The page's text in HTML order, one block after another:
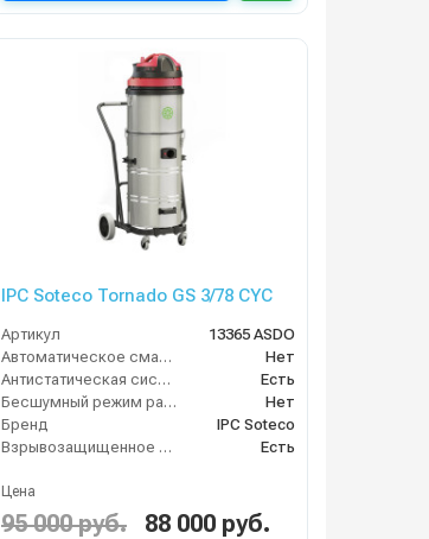
IPC Soteco Tornado GS 3/78 CYC
Артикул
13365 ASDO
Автоматическое сматывание кабеля
Нет
Антистатическая система
Есть
Бесшумный режим работы
Нет
Бренд
IPC Soteco
Взрывозащищенное исполнение
Есть
Цена
95 000 руб. 88 000 руб.